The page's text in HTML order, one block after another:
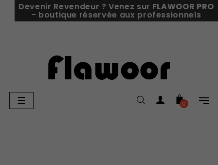
Devenir Revendeur ? Venez sur FLAWOOR PRO
- boutique réservée aux professionnels
Basculer
la
☰ 0